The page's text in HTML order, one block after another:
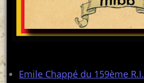
Emile Chappé du 159ème R.I.